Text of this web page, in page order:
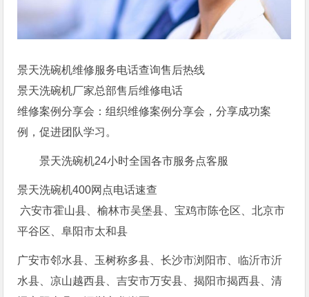
景天洗碗机维修服务电话查询售后热线
景天洗碗机厂家总部售后维修电话
维修案例分享会：组织维修案例分享会，分享成功案
例，促进团队学习。
景天洗碗机24小时全国各市服务点客服
景天洗碗机400网点电话速查
六安市霍山县、榆林市吴堡县、宝鸡市陈仓区、北京市
平谷区、阜阳市太和县
广安市邻水县、玉树称多县、长沙市浏阳市、临沂市沂
水县、凉山越西县、吉安市万安县、揭阳市揭西县、清